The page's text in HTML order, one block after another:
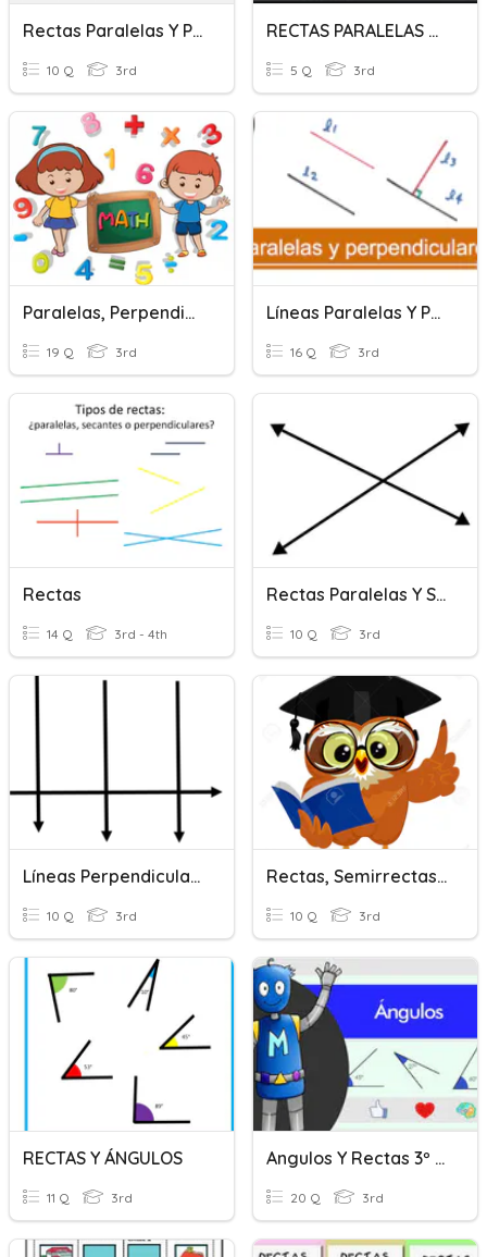
Rectas Paralelas Y Perpendiculares
10 Q 3rd
RECTAS PARALELAS Y PERPENDICULARES
5 Q 3rd
Paralelas, Perpendiculares Y Oblicuas
19 Q 3rd
Líneas Paralelas Y Perpendiculares
16 Q 3rd
Rectas
14 Q 3rd - 4th
Rectas Paralelas Y Secantes
10 Q 3rd
Líneas Perpendiculares Y Paralelas
10 Q 3rd
Rectas, Semirrectas, Segmentos / Rectas Paralelas Y Perpend.
10 Q 3rd
RECTAS Y ÁNGULOS
11 Q 3rd
Angulos Y Rectas 3º Primaria
20 Q 3rd